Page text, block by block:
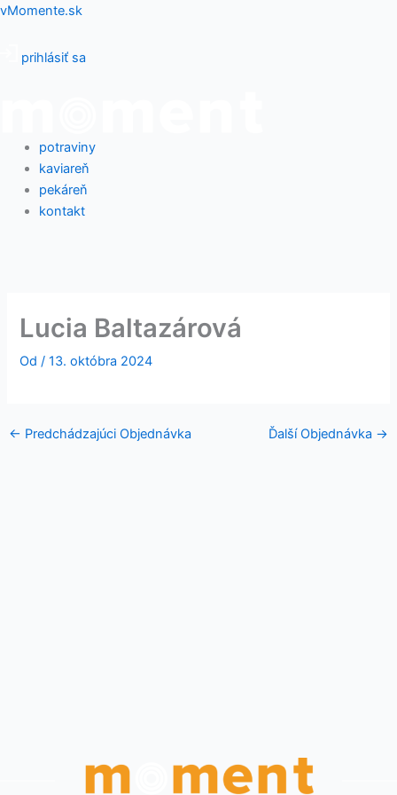
Preskočiť
obsah
vMomente.sk
prihlásiť sa
Menu
potraviny
kaviareň
pekáreň
kontakt
Lucia Baltazárová
Od /13. októbra 2024
← Predchádzajúci Objednávka Ďalší Objednávka →